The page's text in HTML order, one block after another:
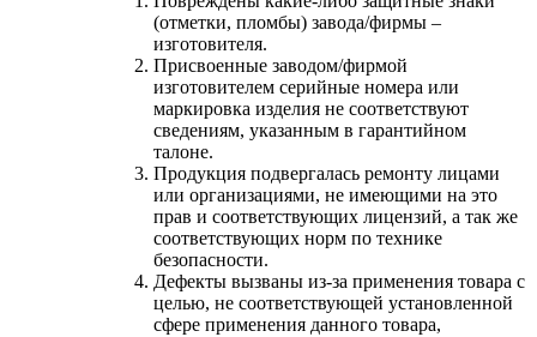
(отметки, пломбы) завода/фирмы –
изготовителя.
Присвоенные заводом/фирмой
изготовителем серийные номера или
маркировка изделия не соответствуют
сведениям, указанным в гарантийном
талоне.
Продукция подвергалась ремонту лицами
или организациями, не имеющими на это
прав и соответствующих лицензий, а так же
соответствующих норм по технике
безопасности.
Дефекты вызваны из-за применения товара с
целью, не соответствующей установленной
сфере применения данного товара,